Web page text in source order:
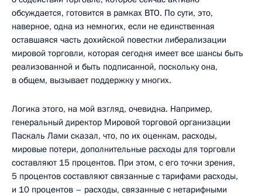
обсуждается, готовится в рамках ВТО. По сути, это,
наверное, одна из немногих, если не единственная
оставшаяся часть дохийской повестки либерализации
мировой торговли, которая сегодня имеет все шансы быть
реализованной и быть подписанной, поскольку она,
в общем, вызывает поддержку у многих.
Логика этого, на мой взгляд, очевидна. Например,
генеральный директор Мировой торговой организации
Паскаль Лами сказал, что, по их оценкам, расходы,
мировые потери, дополнительные расходы для торговли
составляют 15 процентов. При этом, с его точки зрения,
5 процентов составляют связанные с тарифами расходы,
и 10 процентов – расходы, связанные с нетарифными